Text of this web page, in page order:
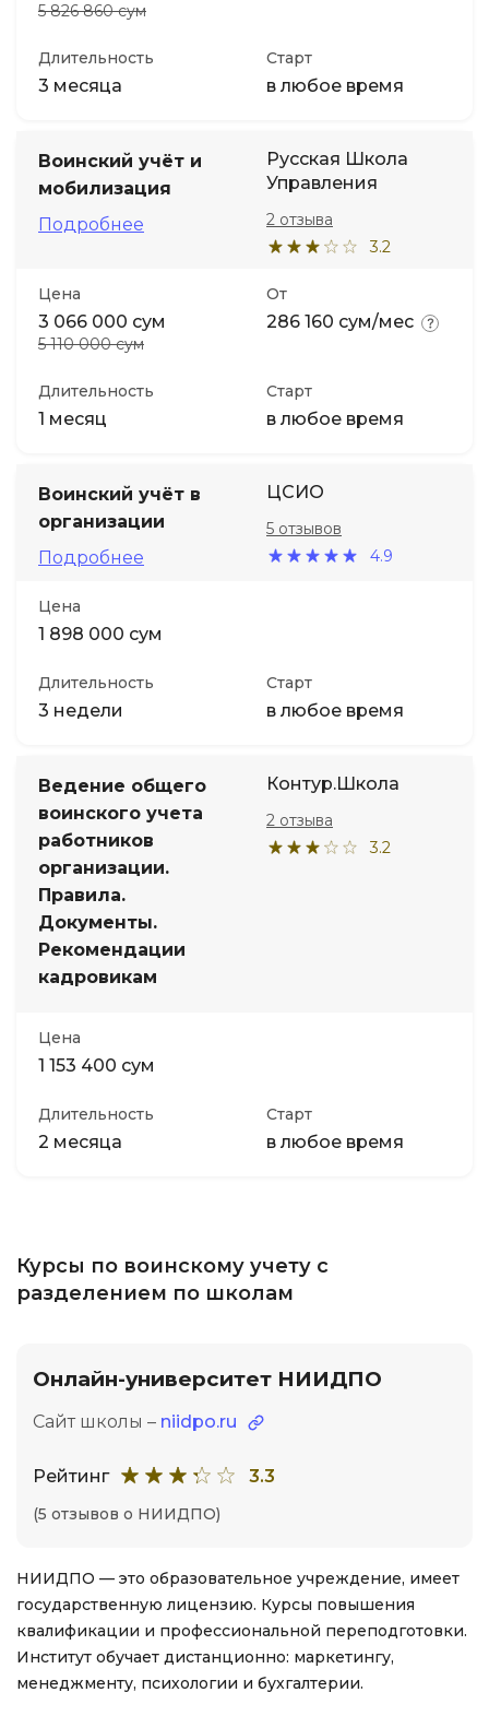
5 826 860 сум
Длительность
3 месяца
Старт
в любое время
Воинский учёт и
мобилизация
Подробнее
Русская Школа
Управления
3.2
2 отзыва
Цена
3 066 000 сум
5 110 000 сум
От
286 160 сум/мес
Длительность
1 месяц
Старт
в любое время
Воинский учёт в
организации
Подробнее
ЦСИО
4.9
5 отзывов
Цена
1 898 000 сум
Длительность
3 недели
Старт
в любое время
Ведение общего
воинского учета
работников
организации.
Правила.
Документы.
Рекомендации
кадровикам
Контур.Школа
3.2
2 отзыва
Цена
1 153 400 сум
Длительность
2 месяца
Старт
в любое время
Курсы по воинскому учету с
разделением по школам
Онлайн-университет НИИДПО
Сайт школы – niidpo.ru
Рейтинг 3.3
(5 отзывов о НИИДПО)
НИИДПО — это образовательное учреждение, имеет
государственную лицензию. Курсы повышения
квалификации и профессиональной переподготовки.
Институт обучает дистанционно: маркетингу,
менеджменту, психологии и бухгалтерии.